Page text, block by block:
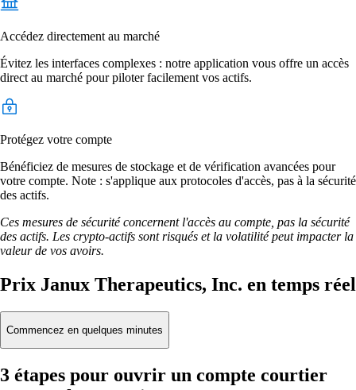
Accédez directement au marché
Évitez les interfaces complexes : notre application vous offre un accès
direct au marché pour piloter facilement vos actifs.
Protégez votre compte
Bénéficiez de mesures de stockage et de vérification avancées pour
votre compte. Note : s'applique aux protocoles d'accès, pas à la sécurité
des actifs.
Ces mesures de sécurité concernent l'accès au compte, pas la sécurité
des actifs. Les crypto-actifs sont risqués et la volatilité peut impacter la
valeur de vos avoirs.
Prix Janux Therapeutics, Inc. en temps réel
Commencez en quelques minutes
3 étapes pour ouvrir un compte courtier